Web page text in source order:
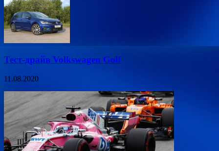
Тест-драйв Volkswagen Golf
11.08.2020